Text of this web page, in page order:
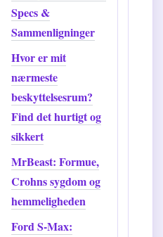
Specs &
Sammenligninger
Hvor er mit
nærmeste
beskyttelsesrum?
Find det hurtigt og
sikkert
MrBeast: Formue,
Crohns sygdom og
hemmeligheden
Ford S-Max: